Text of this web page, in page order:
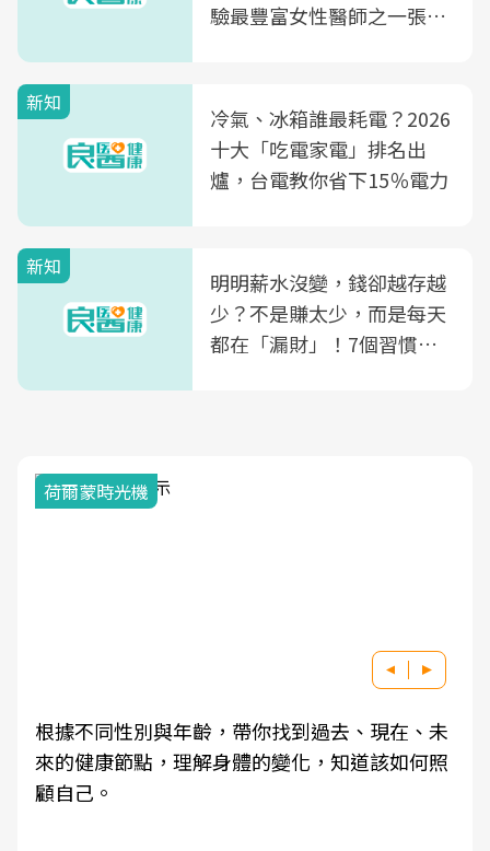
驗最豐富女性醫師之一張永
光田醫院建構360度女性健
康照護生態圈
新知
冷氣、冰箱誰最耗電？2026
十大「吃電家電」排名出
爐，台電教你省下15％電力
新知
明明薪水沒變，錢卻越存越
少？不是賺太少，而是每天
都在「漏財」！7個習慣一
荷爾蒙時光機
根據不同性別與年齡，帶你找到過去、現在、未
來的健康節點，理解身體的變化，知道該如何照
顧自己。